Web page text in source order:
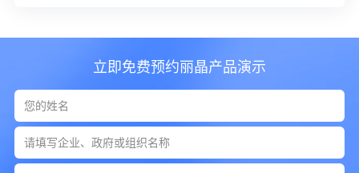
立即免费预约丽晶产品演示